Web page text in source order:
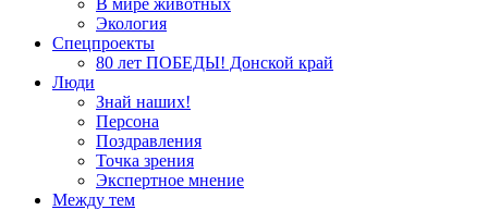
В мире животных
Экология
Спецпроекты
80 лет ПОБЕДЫ! Донской край
Люди
Знай наших!
Персона
Поздравления
Точка зрения
Экспертное мнение
Между тем